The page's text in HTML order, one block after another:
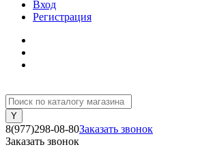
Вход
Регистрация
8(977)298-08-80Заказать звонок
Заказать звонок